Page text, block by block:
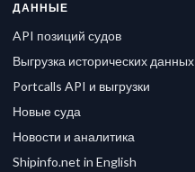
ДАННЫЕ
API позиций судов
Выгрузка исторических данных
Portcalls API и выгрузки
Новые суда
Новости и аналитика
Shipinfo.net in English